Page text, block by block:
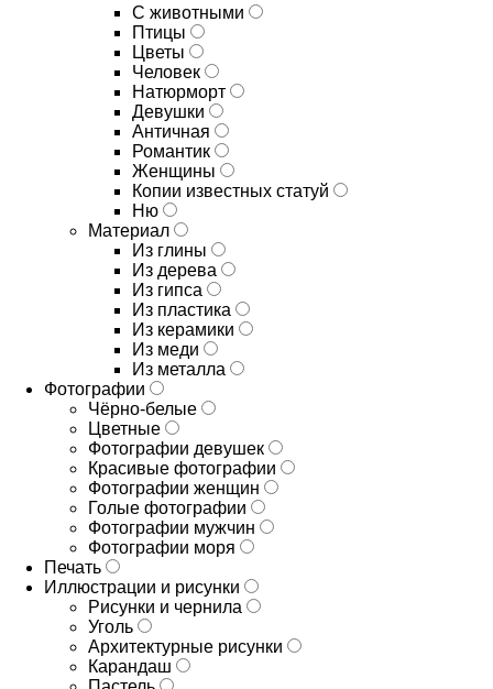
С животными
Птицы
Цветы
Человек
Натюрморт
Девушки
Античная
Романтик
Женщины
Копии известных статуй
Ню
Материал
Из глины
Из дерева
Из гипса
Из пластика
Из керамики
Из меди
Из металла
Фотографии
Чёрно-белые
Цветные
Фотографии девушек
Красивые фотографии
Фотографии женщин
Голые фотографии
Фотографии мужчин
Фотографии моря
Печать
Иллюстрации и рисунки
Рисунки и чернила
Уголь
Архитектурные рисунки
Карандаш